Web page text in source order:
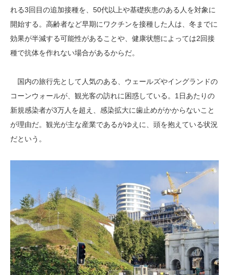
れる3回目の追加接種を、50代以上や基礎疾患のある人を対象に
開始する。高齢者など早期にワクチンを接種した人は、冬までに
効果が半減する可能性があることや、健康状態によっては2回接
種で抗体を作れない場合があるからだ。
国内の旅行先として人気のある、ウェールズやイングランドの
コーンウォールが、観光客の訪れに困惑している。1日あたりの
新規感染者が3万人を超え、感染拡大に歯止めがかからないこと
が理由だ。観光が主な産業であるがゆえに、頭を抱えている状況
だという。